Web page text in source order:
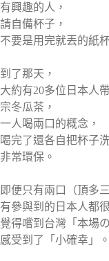
有興趣的人，
請自備杯子，
不要是用完就丟的紙
到了那天，
大約有20多位日本人
宗冬瓜茶，
一人喝兩口的概念，
喝完了還各自把杯子
非常環保。
即便只有兩口（頂多
有參與到的日本人都
覺得嚐到台灣「本場
感受到了「小確幸」。